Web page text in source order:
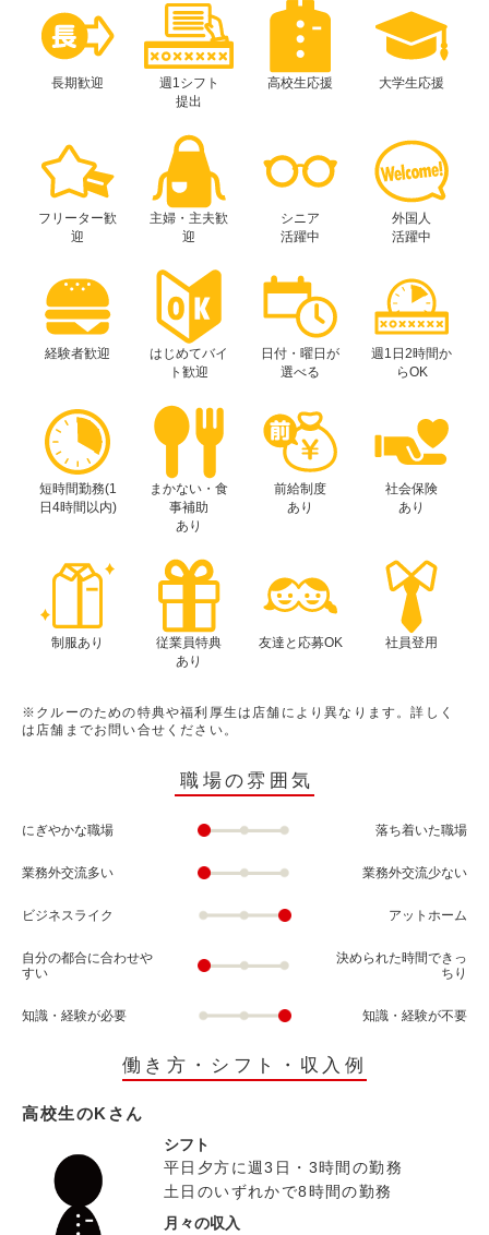
長期歓迎
週1シフト
提出
高校生応援 大学生応援
フリーター歓
迎
主婦・主夫歓
迎
シニア
活躍中
外国人
活躍中
経験者歓迎
はじめてバイ
ト歓迎
日付・曜日が
選べる
週1日2時間か
らOK
短時間勤務(1
日4時間以内)
まかない・食
事補助
あり
前給制度
あり
社会保険
あり
制服あり
従業員特典
あり
友達と応募OK 社員登用
※クルーのための特典や福利厚生は店舗により異なります。詳しく
は店舗までお問い合せください。
職場の雰囲気
にぎやかな職場 落ち着いた職場
業務外交流多い 業務外交流少ない
ビジネスライク アットホーム
自分の都合に合わせや
すい
決められた時間できっ
ちり
知識・経験が必要 知識・経験が不要
働き方・シフト・収入例
高校生のKさん
シフト
平日夕方に週3日・3時間の勤務
土日のいずれかで8時間の勤務
月々の収入